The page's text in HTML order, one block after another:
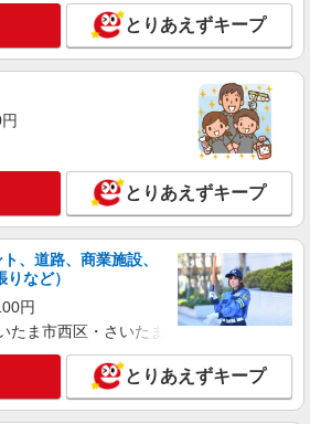
＊高級シニアマンションでのサポート職
：゜
給1500円〜2125円 ＜日払い有/週払い有/交
支給(ガソリン代含む)＞
詳細を見る
★未経験OKの人間関係に悩まない職場
高住スタッフ
1500円〜2125円 ＜日払い有/週払い有/交
支給(ガソリン代含む)＞
とりあえずキープ
とりあえずキープ
、道路、商業施設、
など）
円
たま市西区・さいたま市岩槻区・久喜市・
とりあえずキープ